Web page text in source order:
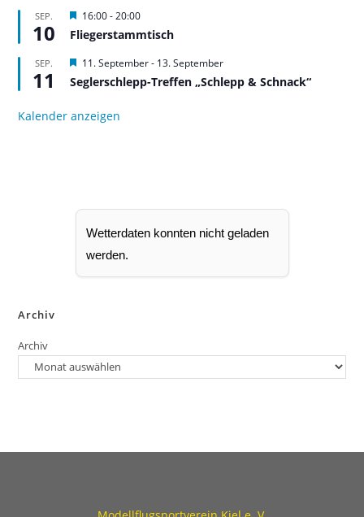
e
o
e
n
SEP.
10
H
e
r
o
r
g
h
16:00-20:00
Fliegerstammtisch
SEP.
11
H
r
o
11. September- 13. September
Seglerschlepp-Treffen „Schlepp & Schnack“
Kalender anzeigen
Wetterdaten konnten nicht geladen
werden.
Archiv
Archiv